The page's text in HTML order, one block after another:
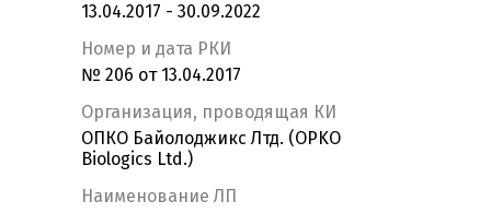
13.04.2017 - 30.09.2022
Номер и дата РКИ
№ 206 от 13.04.2017
Организация, проводящая КИ
ОПКО Байолоджикс Лтд. (OPKO
Biologics Ltd.)
Наименование ЛП